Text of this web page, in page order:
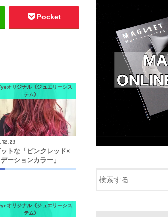
Pocket
オリジナル《ジュエリーシス
テム》
ットな「ピンクレッド×
ーションカラー」
オリジナル《ジュエリーシス
テム》